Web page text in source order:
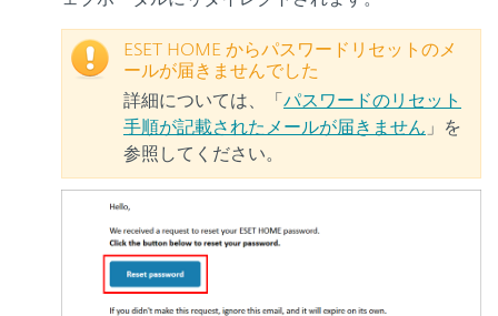
ESET HOME からパスワードリセットのメ
ールが届きませんでした
詳細については、「パスワードのリセット
手順が記載されたメールが届きません 」を
参照してください。